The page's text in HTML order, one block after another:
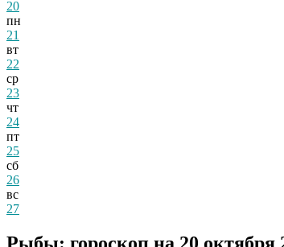
20
пн
21
вт
22
ср
23
чт
24
пт
25
сб
26
вс
27